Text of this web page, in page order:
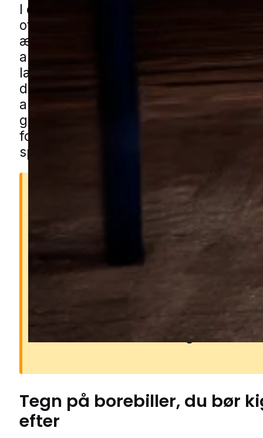
I en mindre by som Uldum ses
ofte i blandede boligområder med
ældre huse, samt ved carporte,
andre småbygninger. Her kan
længe uden større vedligeholdelse,
det vigtigt at reagere, når der er
aktivitet. Du kan få borebillehjælp i
gennem vores lokale partnere.
formularen, så forbinder vi dig med en
specialist fra nærområdet.
Hvorfor borebiller er et
problem
Borebillers larver lever inde i træet
gnaver små gange, mens de
andet træværk. Angreb opdages
ved små runde huller og fint
Tegn på borebiller, du bør
efter